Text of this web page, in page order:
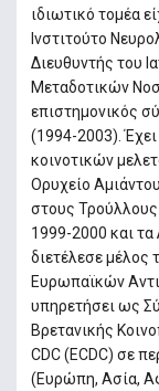
ιδιωτικό τομέα
Ινστιτούτο
Διευθυντής του
Μεταδοτικών
επιστημονικός
(1994-2003). Έχει
κοινοτικών
Ορυχείο
στους Τρούλλους
1999-2000 και
διετέλεσε μέλος
Ευρωπαϊκών
υπηρετήσει ως
Βρετανικής
CDC (ECDC) σε
(Ευρώπη, Ασία,